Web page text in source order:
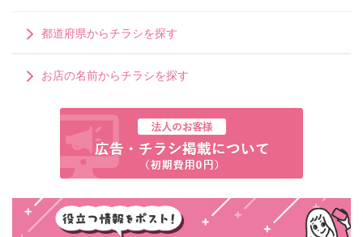
都道府県からチラシを探す
お店の名前からチラシを探す